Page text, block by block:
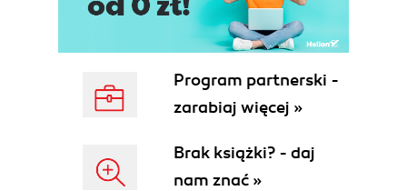
Prezentacja ocen (134)
Przygotowanie serwera IIS (144)
Publikowanie witryn ASP.NET na serwerze IIS
Program partnerski -
zarabiaj więcej »
Brak książki? - daj
nam znać »